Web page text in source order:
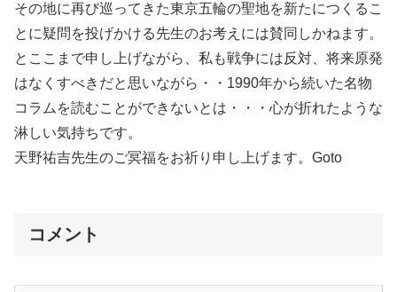
その地に再び巡ってきた東京五輪の聖地を新たにつくるこ
とに疑問を投げかける先生のお考えには賛同しかねます。
とここまで申し上げながら、私も戦争には反対、将来原発
はなくすべきだと思いながら・・1990年から続いた名物
コラムを読むことができないとは・・・心が折れたような
淋しい気持ちです。
天野祐吉先生のご冥福をお祈り申し上げます。Goto
コメント